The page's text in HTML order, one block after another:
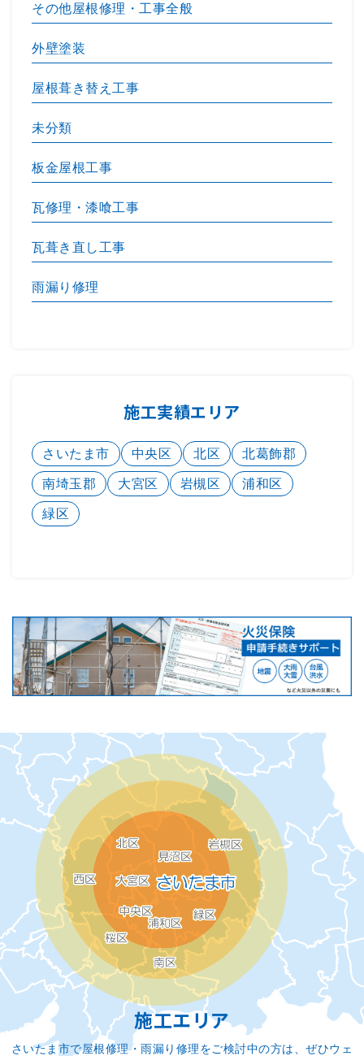
その他屋根修理・工事全般
外壁塗装
屋根葺き替え工事
未分類
板金屋根工事
瓦修理・漆喰工事
瓦葺き直し工事
雨漏り修理
施工実績エリア
さいたま市 中央区 北区 北葛飾郡
南埼玉郡 大宮区 岩槻区 浦和区
緑区
施工エリア
さいたま市で屋根修理・雨漏り修理をご検討中の方は、ぜひウェ